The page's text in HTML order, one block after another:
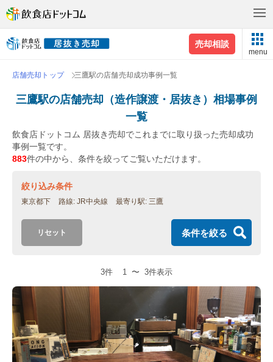
売却相談
menu
店舗売却トップ 三鷹駅の店舗売却成功事例一覧
三鷹駅の店舗売却（造作譲渡・居抜き）相場事例
一覧
飲食店ドットコム 居抜き売却でこれまでに取り扱った売却成功
事例一覧です。
883件の中から、条件を絞ってご覧いただけます。
絞り込み条件
東京都下 路線 JR中央線 最寄り駅 三鷹
リセット 条件を絞る
3件 1 〜 3件表示